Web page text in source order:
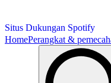
Situs Dukungan Spotify
HomePerangkat &